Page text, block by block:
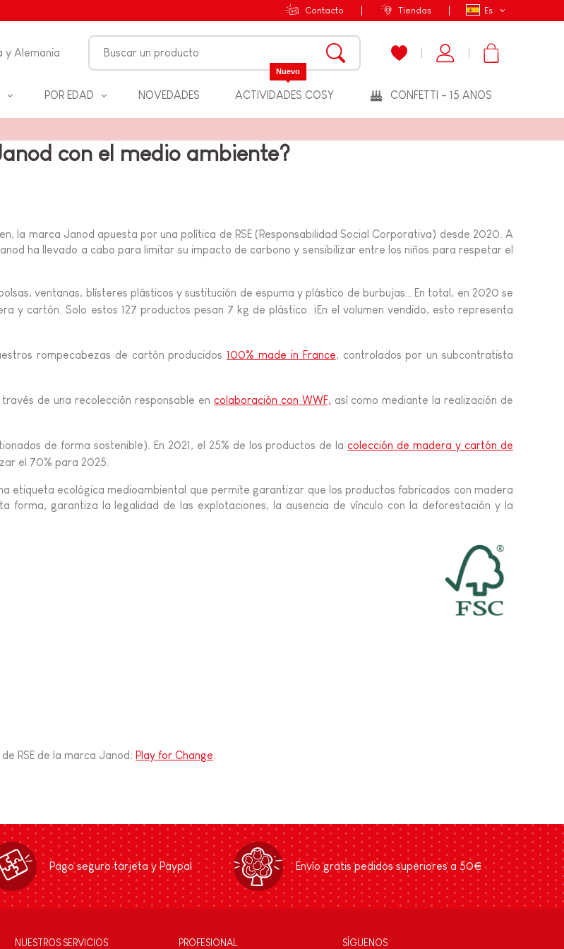
Es
Contacto Tiendas
y Alemania
POR EDAD NOVEDADES ACTIVIDADES COSY
Nuevo
CONFETTI - 15 ANOS
con el medio ambiente?
la marca Janod apuesta por una política de RSE (Responsabilidad Social Corporativa) desde 2020. A
ha llevado a cabo para limitar su impacto de carbono y sensibilizar entre los niños para respetar el
ventanas, blísteres plásticos y sustitución de espuma y plástico de burbujas… En total, en 2020 se
y cartón. Solo estos 127 productos pesan 7 kg de plástico. ¡En el volumen vendido, esto representa
rompecabezas de cartón producidos100% made in France, controlados por un subcontratista
de una recolección responsable en colaboración con WWF, así como mediante la realización de
de forma sostenible). En 2021, el 25% de los productos de lacolección de madera y cartón de
el 70% para 2025.
etiqueta ecológica medioambiental que permite garantizar que los productos fabricados con madera
forma, garantiza la legalidad de las explotaciones, la ausencia de vínculo con la deforestación y la
RSE de la marca Janod: Play for Change
Pago seguro tarjeta y Paypal Envío gratis pedidos superiores a 50€
NUESTROS SERVICIOS PROFESIONAL SÍGUENOS